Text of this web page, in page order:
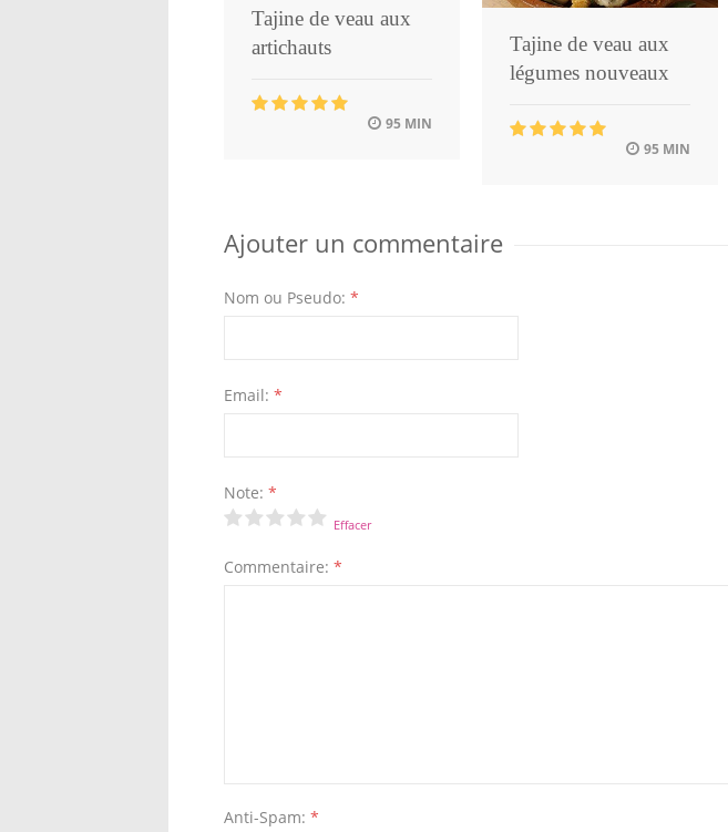
Tajine de veau aux
artichauts
95 MIN
Tajine de veau aux
légumes nouveaux
95 MIN
Ajouter un commentaire
Nom ou Pseudo: *
Email: *
Note: *
Effacer
Commentaire: *
Anti-Spam: *